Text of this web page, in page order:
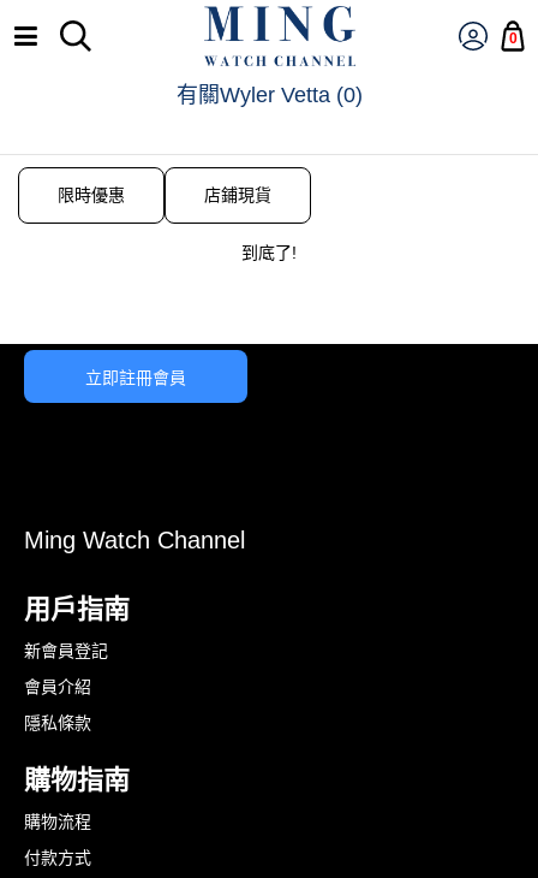
0
有關Wyler Vetta(0)
限時優惠 店鋪現貨
到底了!
立即註冊會員
Ming Watch Channel
用戶指南
新會員登記
會員介紹
隱私條款
購物指南
購物流程
付款方式